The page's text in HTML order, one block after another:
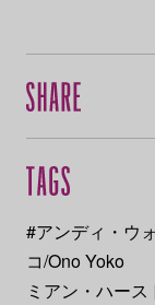
#アンディ・ウ
コ/Ono Yoko
ミアン・ハー